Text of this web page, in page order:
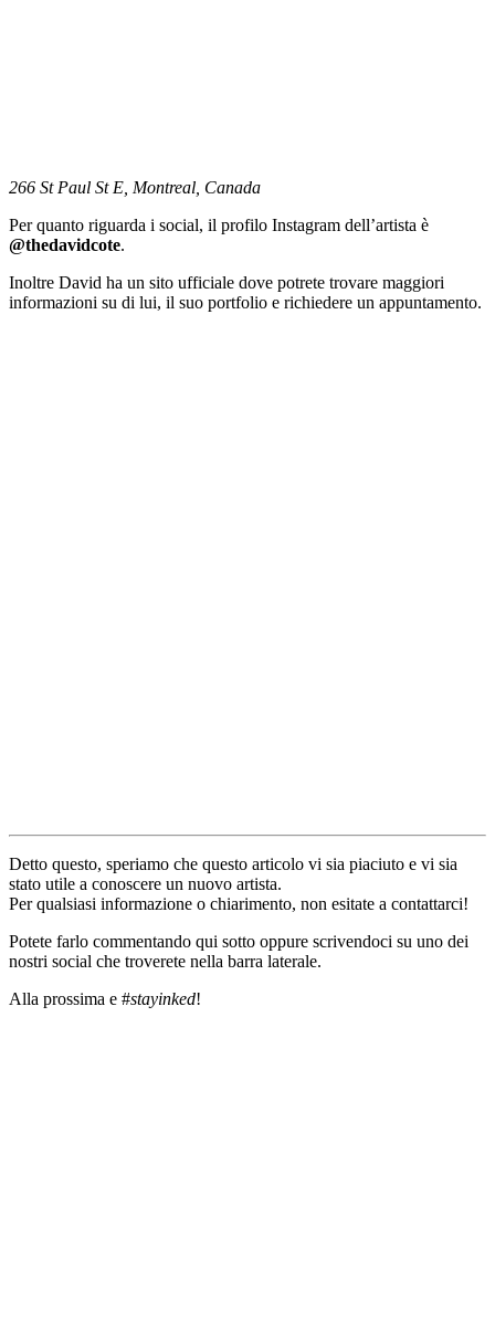
266 St Paul St E, Montreal, Canada
Per quanto riguarda i social, il profilo Instagram dell’artista è
@thedavidcote.
Inoltre David ha un sito ufficiale dove potrete trovare maggiori
informazioni su di lui, il suo portfolio e richiedere un appuntamento.
Detto questo, speriamo che questo articolo vi sia piaciuto e vi sia
stato utile a conoscere un nuovo artista.
Per qualsiasi informazione o chiarimento, non esitate a contattarci!
Potete farlo commentando qui sotto oppure scrivendoci su uno dei
nostri social che troverete nella barra laterale.
Alla prossima e #stayinked!